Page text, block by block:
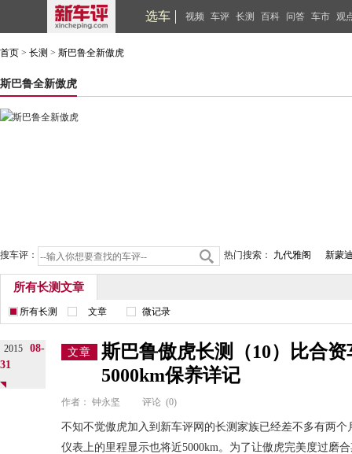
选车 视频 车评 长测 百科 问答 车市 观
首页 > 长测 > 斯巴鲁全新傲虎
斯巴鲁全新傲虎
搜车评： 热门搜索： 九代雅阁 新蒙
所有长测文章
所有长测 文章 微记录
2015
08-
31
文章
斯巴鲁傲虎长测（10）比合
5000km保养详记
作者： 钟永坚 评论 (0)
不知不觉傲虎加入到新车评网的长测家族已经差不多有两
仪表上的里程显示也将近5000km。为了让傲虎完美度过磨